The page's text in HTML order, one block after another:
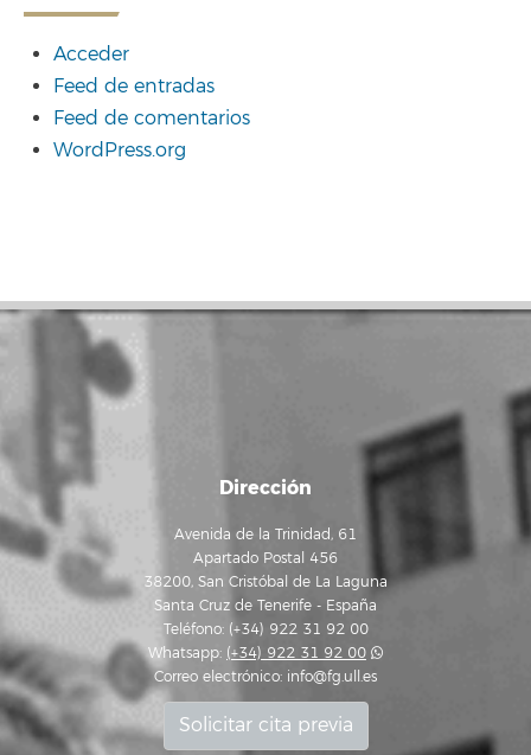
Acceder
Feed de entradas
Feed de comentarios
WordPress.org
Dirección
Avenida de la Trinidad, 61
Apartado Postal 456
38200, San Cristóbal de La Laguna
Santa Cruz de Tenerife - España
Teléfono: (+34) 922 31 92 00
Whatsapp: (+34) 922 31 92 00
Correo electrónico: info@fg.ull.es
Solicitar cita previa